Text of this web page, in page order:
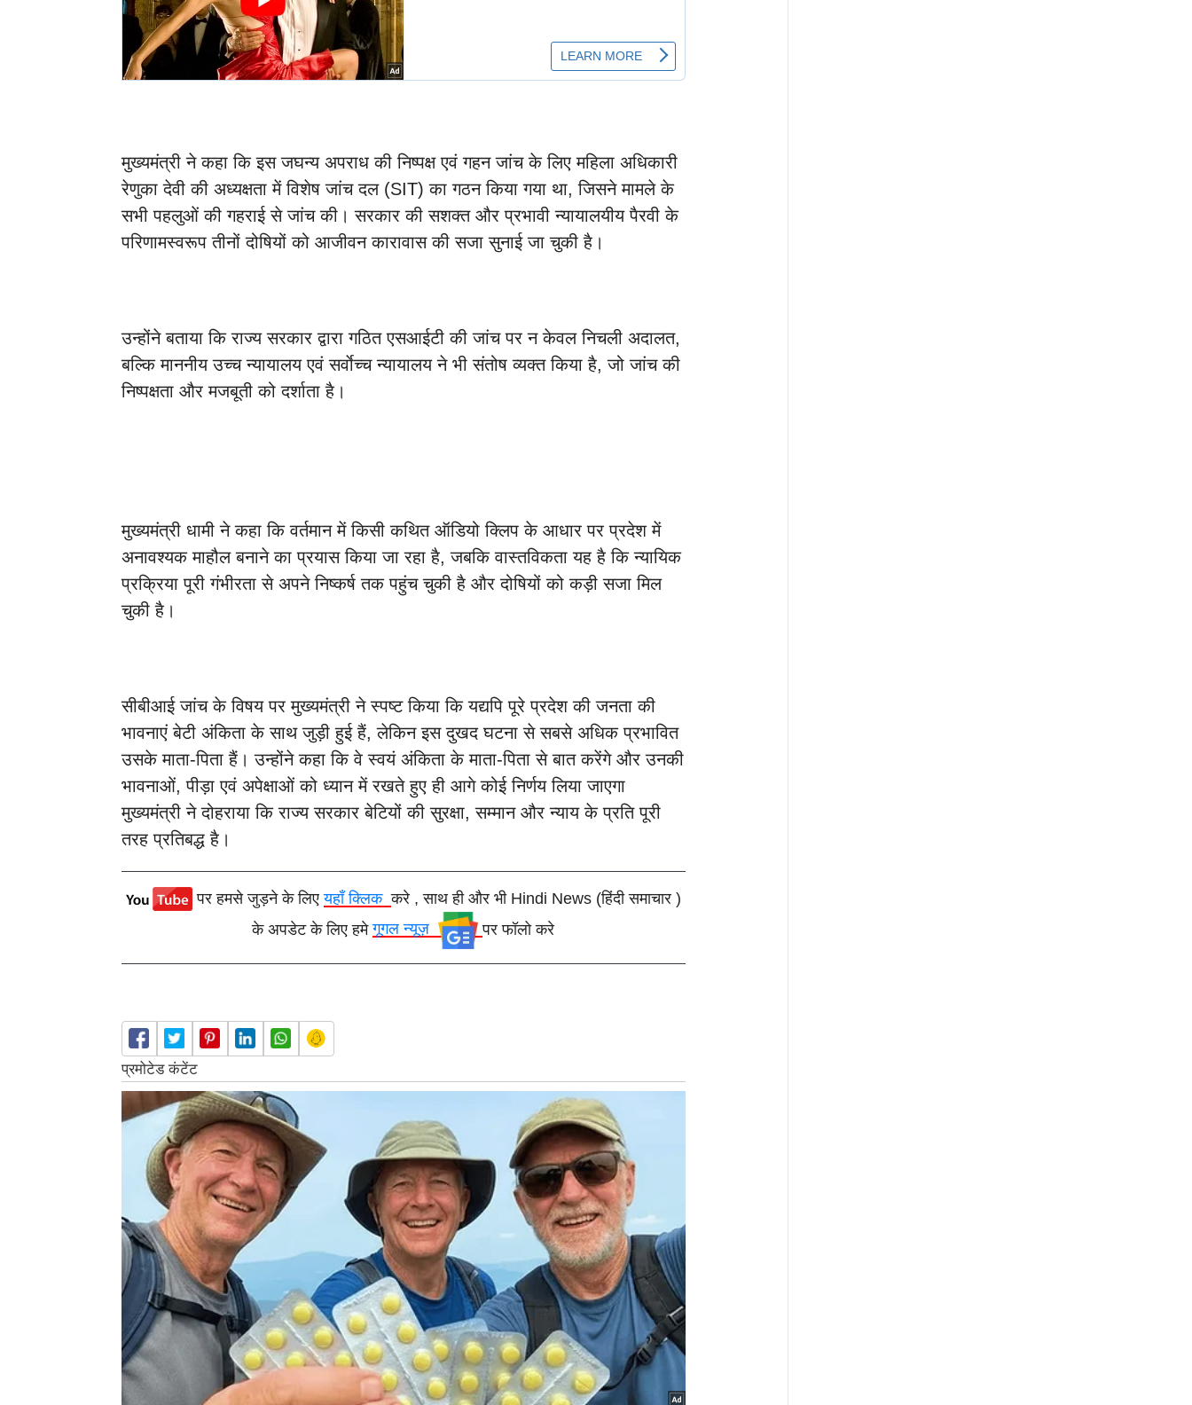
मुख्यमंत्री ने कहा कि इस जघन्य अपराध की निष्पक्ष एवं गहन जांच के लिए महिला अधिकारी
रेणुका देवी की अध्यक्षता में विशेष जांच दल (SIT) का गठन किया गया था, जिसने मामले के
सभी पहलुओं की गहराई से जांच की। सरकार की सशक्त और प्रभावी न्यायालयीय पैरवी के
परिणामस्वरूप तीनों दोषियों को आजीवन कारावास की सजा सुनाई जा चुकी है।
उन्होंने बताया कि राज्य सरकार द्वारा गठित एसआईटी की जांच पर न केवल निचली अदालत,
बल्कि माननीय उच्च न्यायालय एवं सर्वाेच्च न्यायालय ने भी संतोष व्यक्त किया है, जो जांच की
निष्पक्षता और मजबूती को दर्शाता है।
मुख्यमंत्री धामी ने कहा कि वर्तमान में किसी कथित ऑडियो क्लिप के आधार पर प्रदेश में
अनावश्यक माहौल बनाने का प्रयास किया जा रहा है, जबकि वास्तविकता यह है कि न्यायिक
प्रक्रिया पूरी गंभीरता से अपने निष्कर्ष तक पहुंच चुकी है और दोषियों को कड़ी सजा मिल
चुकी है।
सीबीआई जांच के विषय पर मुख्यमंत्री ने स्पष्ट किया कि यद्यपि पूरे प्रदेश की जनता की
भावनाएं बेटी अंकिता के साथ जुड़ी हुई हैं, लेकिन इस दुखद घटना से सबसे अधिक प्रभावित
उसके माता-पिता हैं। उन्होंने कहा कि वे स्वयं अंकिता के माता-पिता से बात करेंगे और उनकी
भावनाओं, पीड़ा एवं अपेक्षाओं को ध्यान में रखते हुए ही आगे कोई निर्णय लिया जाएगा
मुख्यमंत्री ने दोहराया कि राज्य सरकार बेटियों की सुरक्षा, सम्मान और न्याय के प्रति पूरी
तरह प्रतिबद्ध है।
पर हमसे जुड़ने के लिएयहाँ क्लिककरे , साथ ही और भी Hindi News (हिंदी समाचार )
के अपडेट के लिए हमेगूगल न्यूज़ पर फॉलो करे